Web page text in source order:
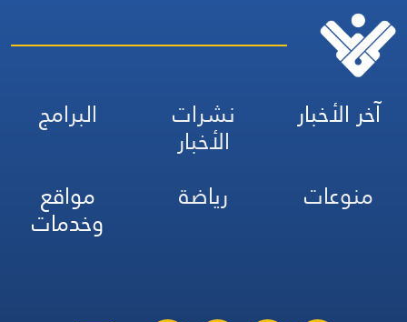
آخر الأخبار نشرات
الأخبار
البرامج
منوعات
رياضة مواقع
وخدمات